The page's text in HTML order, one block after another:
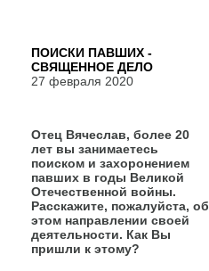
ПОИСКИ ПАВШИХ -
СВЯЩЕННОЕ ДЕЛО
27 февраля 2020
Отец Вячеслав, более 20
лет вы занимаетесь
поиском и захоронением
павших в годы Великой
Отечественной войны.
Расскажите, пожалуйста, об
этом направлении своей
деятельности. Как Вы
пришли к этому?